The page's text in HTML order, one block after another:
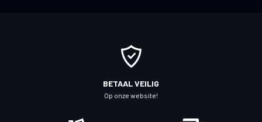
BETAAL VEILIG
Op onze website!